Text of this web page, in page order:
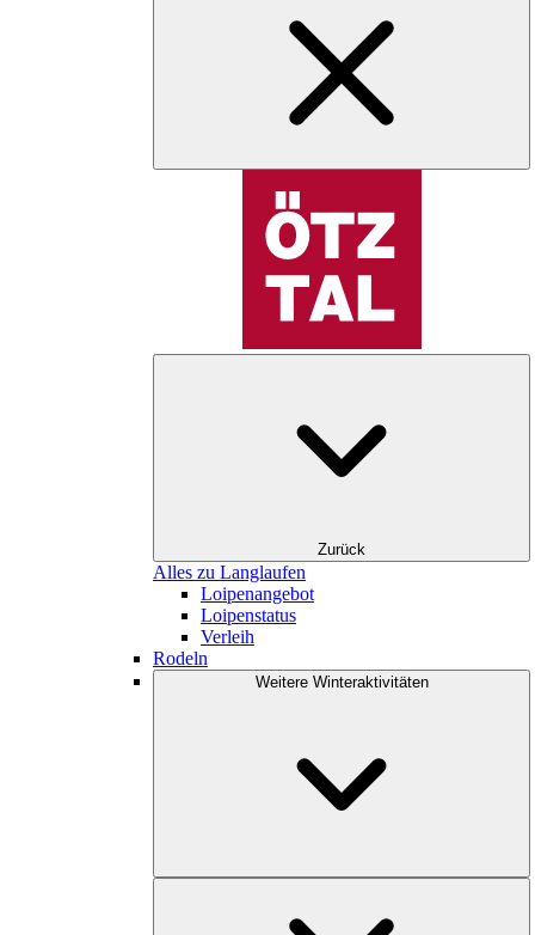
Zurück
Alles zu Langlaufen
Loipenangebot
Loipenstatus
Verleih
Rodeln
Weitere Winteraktivitäten